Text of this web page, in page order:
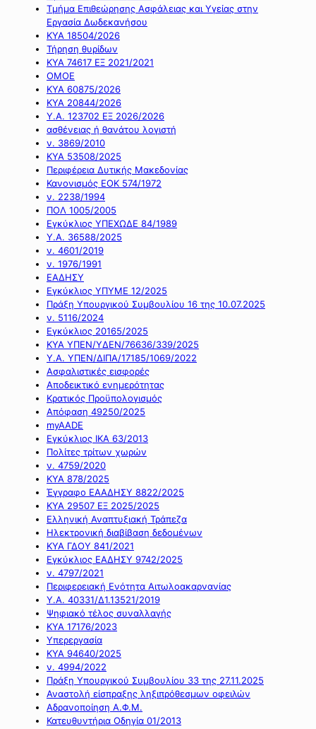
Τμήμα Επιθεώρησης Ασφάλειας και Υγείας στην
Εργασία Δωδεκανήσου
ΚΥΑ 18504/2026
Τήρηση θυρίδων
ΚΥΑ 74617 ΕΞ 2021/2021
ΟΜΟΕ
ΚΥΑ 60875/2026
ΚΥΑ 20844/2026
Υ.Α. 123702 ΕΞ 2026/2026
ασθένειας ή θανάτου λογιστή
ν. 3869/2010
ΚΥΑ 53508/2025
Περιφέρεια Δυτικής Μακεδονίας
Κανονισμός ΕΟΚ 574/1972
ν. 2238/1994
ΠΟΛ 1005/2005
Εγκύκλιος ΥΠΕΧΩΔΕ 84/1989
Υ.Α. 36588/2025
ν. 4601/2019
ν. 1976/1991
ΕΑΔΗΣΥ
Εγκύκλιος ΥΠΥΜΕ 12/2025
Πράξη Υπουργικού Συμβουλίου 16 της 10.07.2025
ν. 5116/2024
Εγκύκλιος 20165/2025
ΚΥΑ ΥΠΕΝ/ΥΔΕΝ/76636/339/2025
Υ.Α. ΥΠΕΝ/ΔΙΠΑ/17185/1069/2022
Ασφαλιστικές εισφορές
Αποδεικτικό ενημερότητας
Κρατικός Προϋπολογισμός
Απόφαση 49250/2025
myAADE
Εγκύκλιος ΙΚΑ 63/2013
Πολίτες τρίτων χωρών
ν. 4759/2020
ΚΥΑ 878/2025
Έγγραφο ΕΑΑΔΗΣΥ 8822/2025
ΚΥΑ 29507 ΕΞ 2025/2025
Ελληνική Αναπτυξιακή Τράπεζα
Ηλεκτρονική διαβίβαση δεδομένων
ΚΥΑ ΓΔΟΥ 841/2021
Εγκύκλιος ΕΑΔΗΣΥ 9742/2025
ν. 4797/2021
Περιφερειακή Ενότητα Αιτωλοακαρνανίας
Υ.Α. 40331/Δ1.13521/2019
Ψηφιακό τέλος συναλλαγής
ΚΥΑ 17176/2023
Υπερεργασία
ΚΥΑ 94640/2025
ν. 4994/2022
Πράξη Υπουργικού Συμβουλίου 33 της 27.11.2025
Αναστολή είσπραξης ληξιπρόθεσμων οφειλών
Αδρανοποίηση Α.Φ.Μ.
Κατευθυντήρια Οδηγία 01/2013